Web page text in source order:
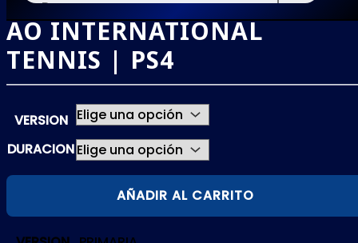
×
AO INTERNATIONAL
TENNIS | PS4
VERSION
DURACION
AO
AÑADIR AL CARRITO